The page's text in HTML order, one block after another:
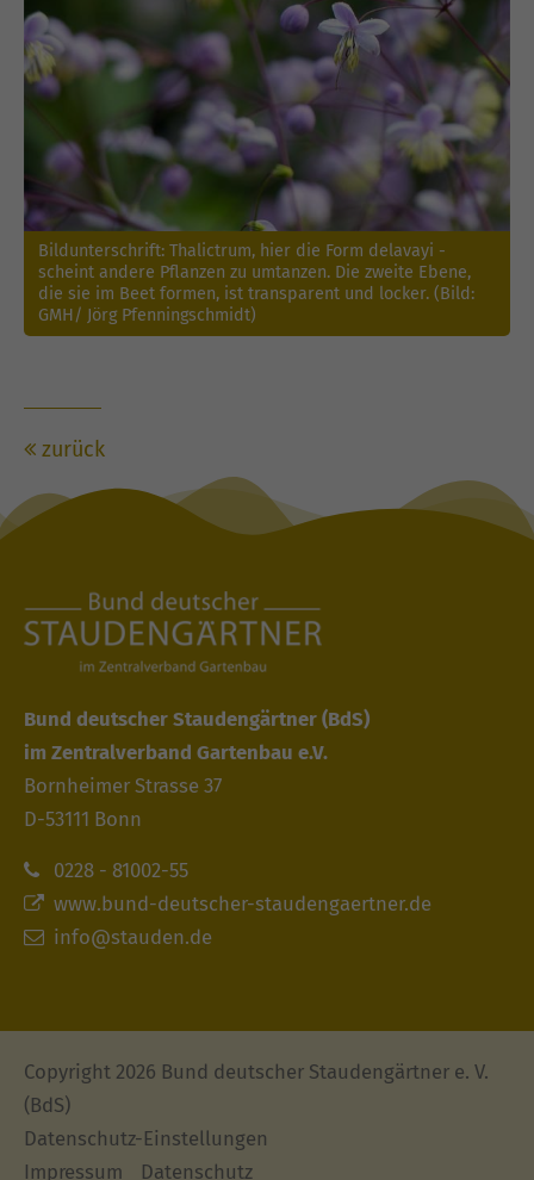
Bildunterschrift: Thalictrum, hier die Form delavayi -
scheint andere Pflanzen zu umtanzen. Die zweite Ebene,
die sie im Beet formen, ist transparent und locker. (Bild:
GMH/ Jörg Pfenningschmidt)
zurück
Bund deutscher Staudengärtner (BdS)
im Zentralverband Gartenbau e.V.
Bornheimer Strasse 37
D-53111 Bonn
0228 - 81002-55
www.bund-deutscher-staudengaertner.de
info@stauden.de
Copyright 2026 Bund deutscher Staudengärtner e. V.
(BdS)
Datenschutz-Einstellungen
Impressum
Datenschutz